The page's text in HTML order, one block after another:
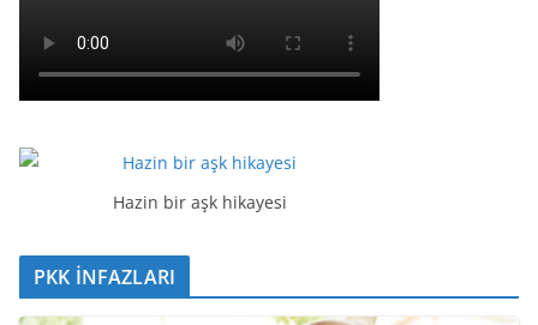
Hazin bir aşk hikayesi
PKK İNFAZLARI